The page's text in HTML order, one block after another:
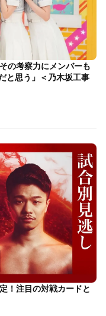
の考察力にメンバーも
と思う」＜乃木坂工事
！注目の対戦カードと